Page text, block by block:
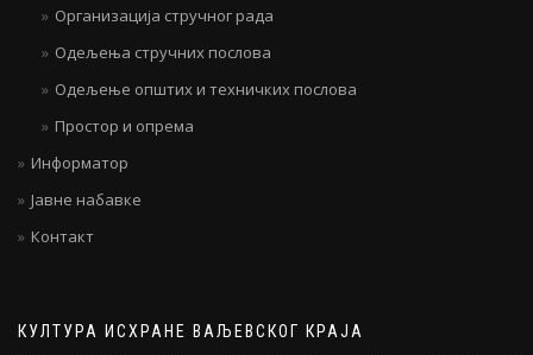
Организација стручног рада
Одељења стручних послова
Одељење општих и техничких послова
Простор и опрема
Информатор
Јавне набавке
Контакт
КУЛТУРА ИСХРАНЕ ВАЉЕВСКОГ КРАЈА